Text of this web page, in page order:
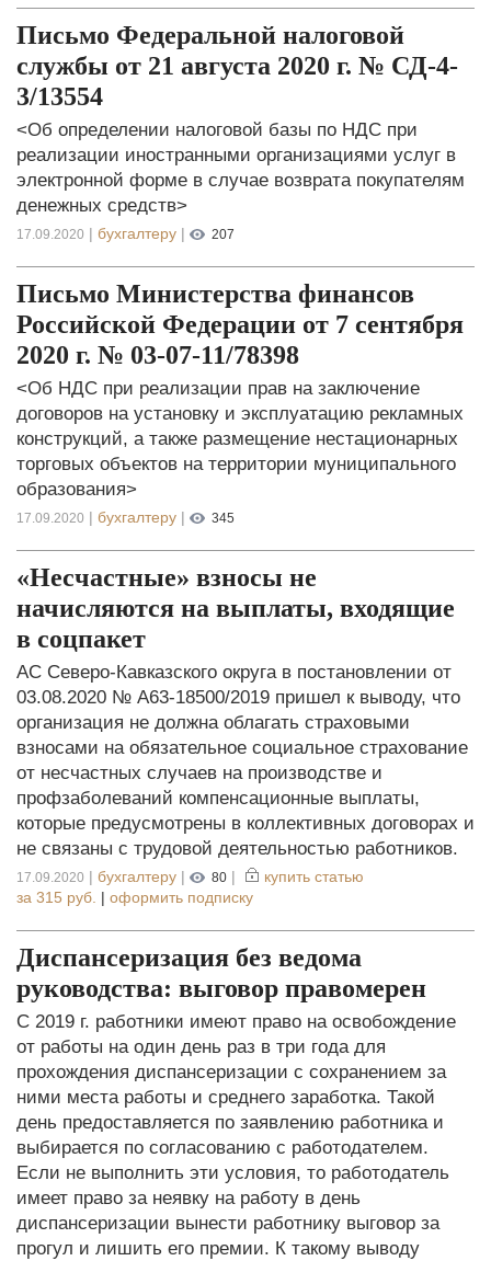
Письмо Федеральной налоговой
службы от 21 августа 2020 г. № СД-4-
3/13554
<Об определении налоговой базы по НДС при
реализации иностранными организациями услуг в
электронной форме в случае возврата покупателям
денежных средств>
17.09.2020 | бухгалтеру | 207
Письмо Министерства финансов
Российской Федерации от 7 сентября
2020 г. № 03-07-11/78398
<Об НДС при реализации прав на заключение
договоров на установку и эксплуатацию рекламных
конструкций, а также размещение нестационарных
торговых объектов на территории муниципального
образования>
17.09.2020 | бухгалтеру | 345
«Несчастные» взносы не
начисляются на выплаты, входящие
в соцпакет
АС Северо-Кавказского округа в постановлении от
03.08.2020 № А63-18500/2019 пришел к выводу, что
организация не должна облагать страховыми
взносами на обязательное социальное страхование
от несчастных случаев на производстве и
профзаболеваний компенсационные выплаты,
которые предусмотрены в коллективных договорах и
не связаны с трудовой деятельностью работников.
17.09.2020 | бухгалтеру | 80 |
купить статью
за 315 руб. | оформить подписку
Диспансеризация без ведома
руководства: выговор правомерен
С 2019 г. работники имеют право на освобождение
от работы на один день раз в три года для
прохождения диспансеризации с сохранением за
ними места работы и среднего заработка. Такой
день предоставляется по заявлению работника и
выбирается по согласованию с работодателем.
Если не выполнить эти условия, то работодатель
имеет право за неявку на работу в день
диспансеризации вынести работнику выговор за
прогул и лишить его премии. К такому выводу